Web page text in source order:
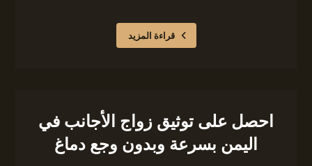
قراءة المزيد
احصل على توثيق زواج الأجانب في
اليمن بسرعة وبدون وجع دماغ